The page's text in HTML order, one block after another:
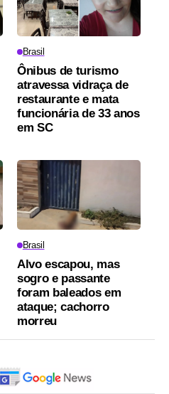
Brasil
Ônibus de turismo
atravessa vidraça de
restaurante e mata
funcionária de 33 anos
em SC
Brasil
Alvo escapou, mas
sogro e passante
foram baleados em
ataque; cachorro
morreu